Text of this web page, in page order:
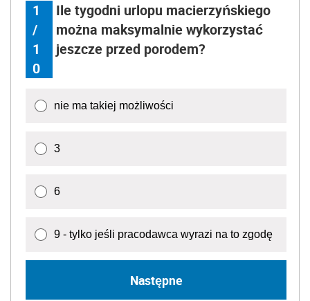
1
/
1
0
Ile tygodni urlopu macierzyńskiego
można maksymalnie wykorzystać
jeszcze przed porodem?
nie ma takiej możliwości
3
6
9 - tylko jeśli pracodawca wyrazi na to zgodę
Następne